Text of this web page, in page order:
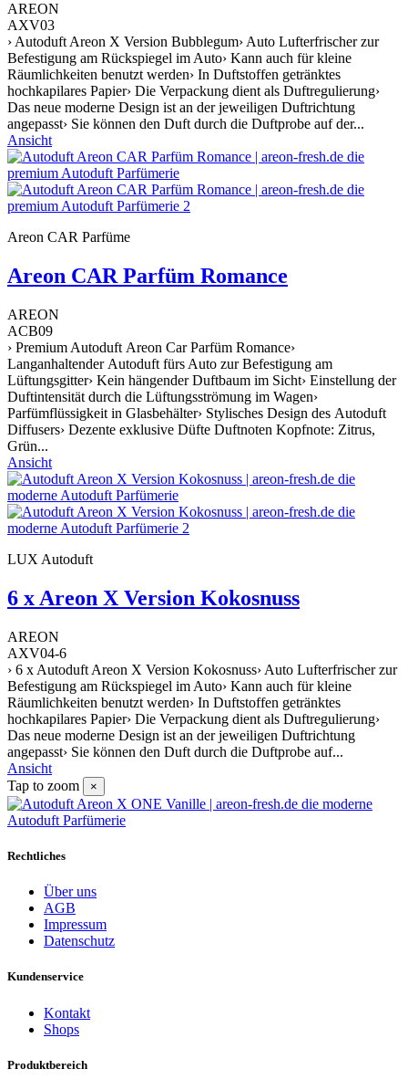
AREON
AXV03
› Autoduft Areon X Version Bubblegum› Auto Lufterfrischer zur
Befestigung am Rückspiegel im Auto› Kann auch für kleine
Räumlichkeiten benutzt werden› In Duftstoffen getränktes
hochkapilares Papier› Die Verpackung dient als Duftregulierung›
Das neue moderne Design ist an der jeweiligen Duftrichtung
angepasst› Sie können den Duft durch die Duftprobe auf der...
Ansicht
Areon CAR Parfüme
Areon CAR Parfüm Romance
AREON
ACB09
› Premium Autoduft Areon Car Parfüm Romance›
Langanhaltender Autoduft fürs Auto zur Befestigung am
Lüftungsgitter› Kein hängender Duftbaum im Sicht› Einstellung der
Duftintensität durch die Lüftungsströmung im Wagen›
Parfümflüssigkeit in Glasbehälter› Stylisches Design des Autoduft
Diffusers› Dezente exklusive Düfte Duftnoten Kopfnote: Zitrus,
Grün...
Ansicht
LUX Autoduft
6 x Areon X Version Kokosnuss
AREON
AXV04-6
› 6 x Autoduft Areon X Version Kokosnuss› Auto Lufterfrischer zur
Befestigung am Rückspiegel im Auto› Kann auch für kleine
Räumlichkeiten benutzt werden› In Duftstoffen getränktes
hochkapilares Papier› Die Verpackung dient als Duftregulierung›
Das neue moderne Design ist an der jeweiligen Duftrichtung
angepasst› Sie können den Duft durch die Duftprobe auf...
Ansicht
Tap to zoom
×
Rechtliches
Über uns
AGB
Impressum
Datenschutz
Kundenservice
Kontakt
Shops
Produktbereich